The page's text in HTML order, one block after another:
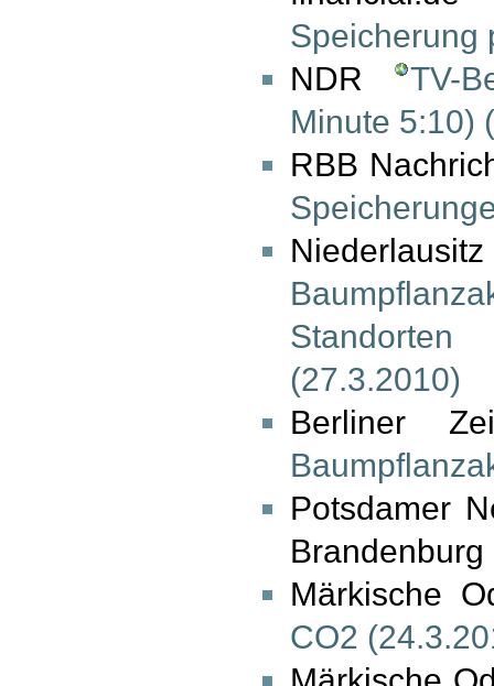
Speicherung
NDR
TV-
Minute 5:10)
RBB
(27.3.2010)
Berliner
Potsdamer
Märkische
CO2